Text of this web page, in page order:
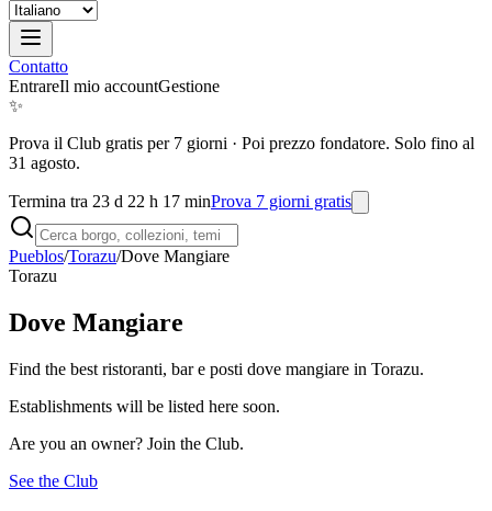
Contatto
EntrareIl mio accountGestione
✨
Prova il Club gratis per 7 giorni · Poi prezzo fondatore. Solo fino al
31 agosto.
Termina tra 23 d 22 h 17 minProva 7 giorni gratis
Pueblos/Torazu/Dove Mangiare
Torazu
Dove Mangiare
Find the best ristoranti, bar e posti dove mangiare in Torazu.
Establishments will be listed here soon.
Are you an owner? Join the Club.
See the Club